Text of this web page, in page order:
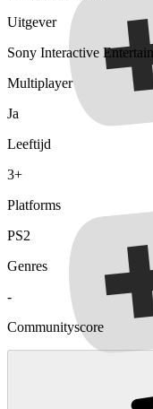
Uitgever
Sony Interactive
Multiplayer
Ja
Leeftijd
3+
Platforms
PS2
Genres
-
Communityscore